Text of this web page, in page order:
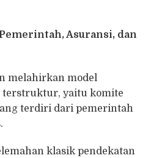
Asuransi, dan
melahirkan model
terstruktur, yaitu komite
terdiri dari pemerintah
klasik pendekatan